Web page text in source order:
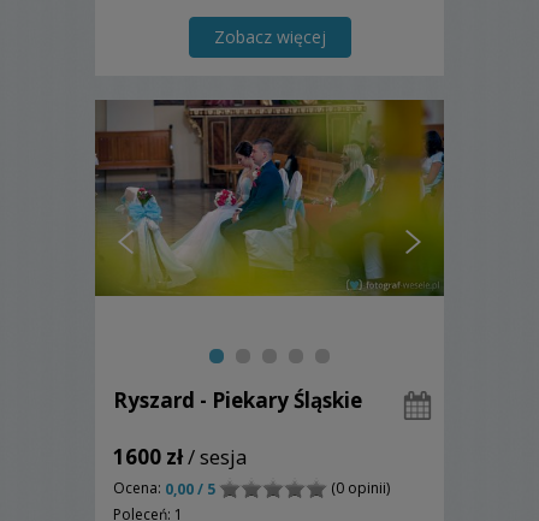
przewidzieć kiedy zrobić zdjęcie, a kiedy
usunąć się w cień.
Zobacz więcej
Ryszard - Piekary Śląskie
1600 zł/ sesja
Ocena: 0,00 / 5
(0 opinii)
Poleceń: 1